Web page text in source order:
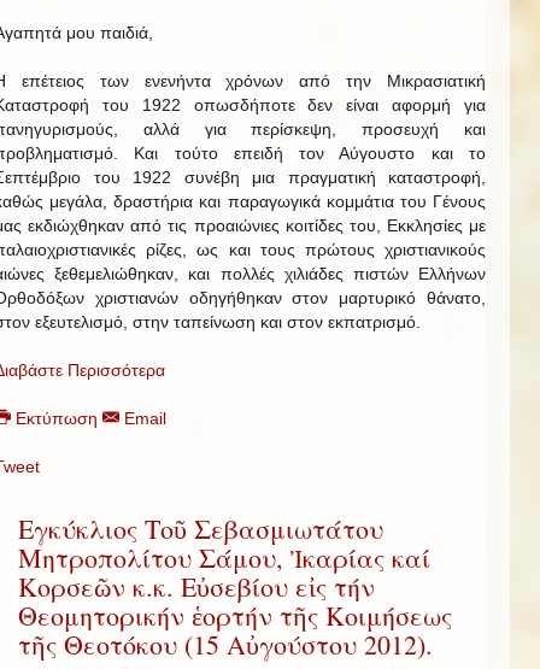
μου παιδιά,
επέτειος των ενενήντα χρόνων από την Μικρασιατική
του 1922 οπωσδήποτε δεν είναι αφορμή για
αλλά για περίσκεψη, προσευχή και
Και τούτο επειδή τον Αύγουστο και το
του 1922 συνέβη μια πραγματική καταστροφή,
μεγάλα, δραστήρια και παραγωγικά κομμάτια του Γένους
εκδιώχθηκαν από τις προαιώνιες κοιτίδες του, Εκκλησίες με
ρίζες, ως και τους πρώτους χριστιανικούς
ξεθεμελιώθηκαν, και πολλές χιλιάδες πιστών Ελλήνων
χριστιανών οδηγήθηκαν στον μαρτυρικό θάνατο,
εξευτελισμό, στην ταπείνωση και στον εκπατρισμό.
Περισσότερα
Εκτύπωση Email
Εγκύκλιος Τοῦ Σεβασμιωτάτου
Μητροπολίτου Σάμου, Ἰκαρίας καί
Κορσεῶν κ.κ. Εὐσεβίου εἰς τήν
Θεομητορικήν ἑορτήν τῆς Κοιμήσεως
τῆς Θεοτόκου (15 Αὐγούστου 2012).